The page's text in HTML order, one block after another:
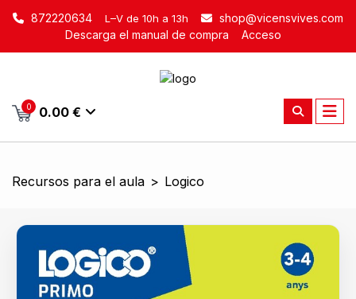
872220634 L–V de 10h a 13h
shop@vicensvives.com
Descarga el manual de compra
Acceso
0 0.00 €
Recursos para el aula > Logico